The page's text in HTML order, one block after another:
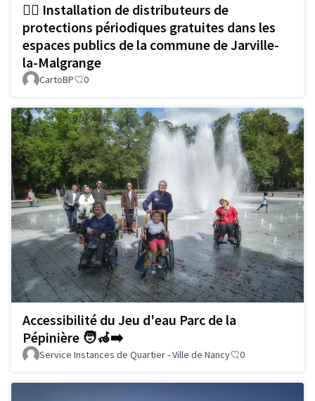
🏳️‍🌈 Installation de distributeurs de
protections périodiques gratuites dans les
espaces publics de la commune de Jarville-
la-Malgrange
CartoBP 0
Accessibilité du Jeu d'eau Parc de la
Pépinière 🧑‍🦽‍➡️
Service Instances de Quartier - Ville de Nancy 0